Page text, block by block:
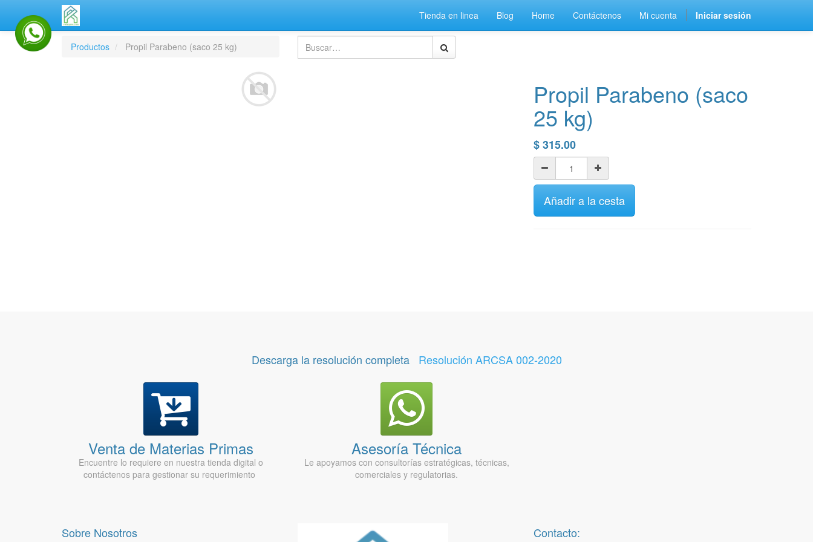
Tienda en linea Blog Home Contáctenos Mi cuenta Iniciar sesión
Productos Propil Parabeno (saco 25 kg)
Propil Parabeno (saco
25 kg)
$315.00
Añadir a la cesta
Descarga la resolución completa Resolución ARCSA 002-2020
Venta de Materias Primas
Encuentre lo requiere en nuestra tienda digital o
contáctenos para gestionar su requerimiento
Asesoría Técnica
Le apoyamos con consultorías estratégicas, técnicas,
comerciales y regulatorias.
Sobre Nosotros Contacto: